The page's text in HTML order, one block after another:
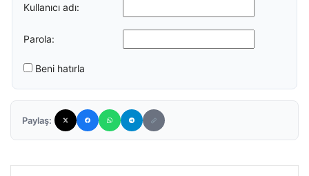
Kullanıcı adı:
Parola:
Beni hatırla
Paylaş: